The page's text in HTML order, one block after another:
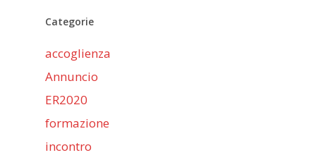
Categorie
accoglienza
Annuncio
ER2020
formazione
incontro